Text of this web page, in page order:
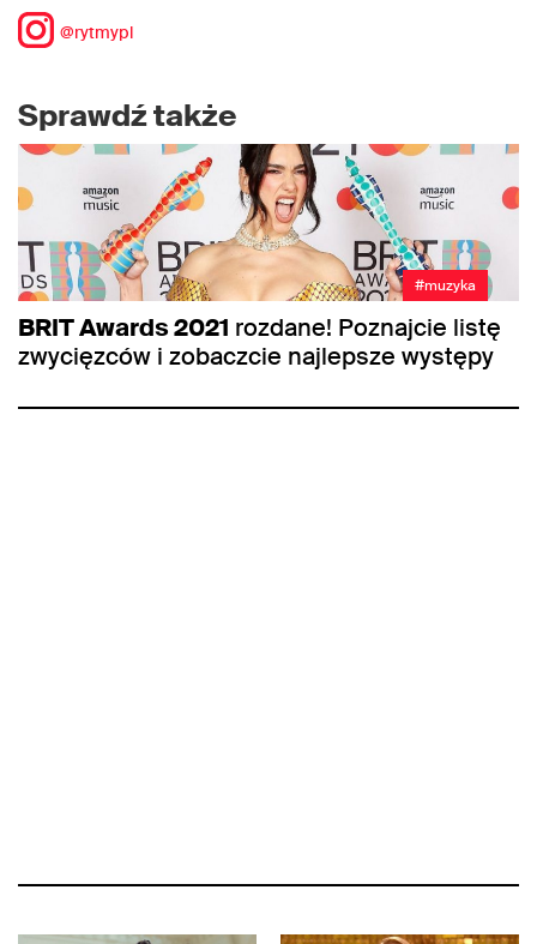
@rytmypl
Sprawdź także
#muzyka
BRIT Awards 2021 rozdane! Poznajcie listę
zwycięzców i zobaczcie najlepsze występy